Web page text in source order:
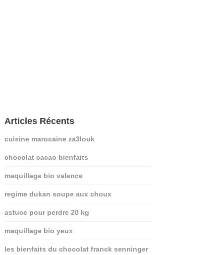
Articles Récents
cuisine marocaine za3louk
chocolat cacao bienfaits
maquillage bio valence
regime dukan soupe aux choux
astuce pour perdre 20 kg
maquillage bio yeux
les bienfaits du chocolat franck senninger